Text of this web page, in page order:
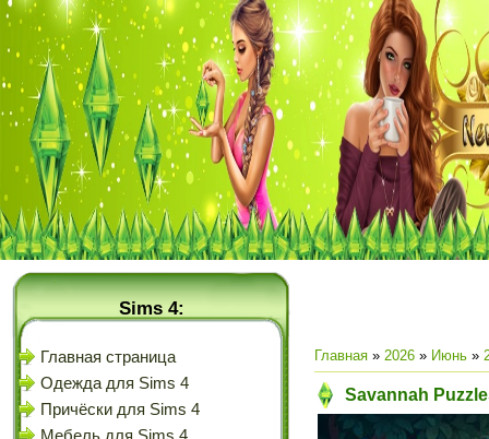
Sims 4:
Главная страница
Одежда для Sims 4
Причёски для Sims 4
Главная » 2026 » Июнь »
Savannah